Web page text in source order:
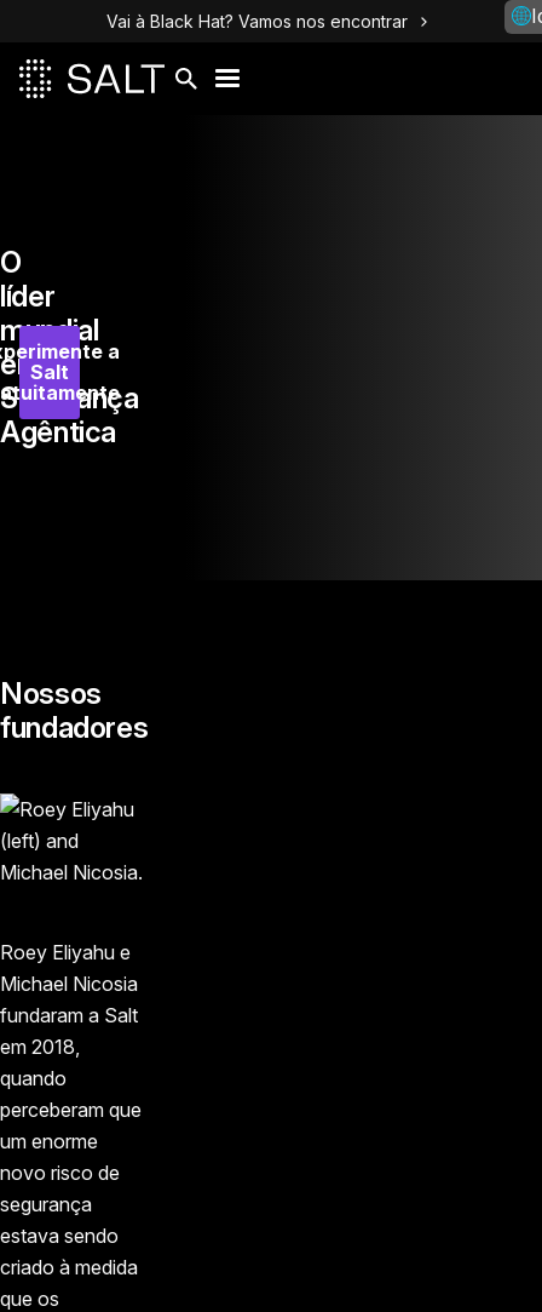
Vai à Black Hat? Vamos nos encontrar
O
líder
mundial
em
Segurança
Agêntica
a
Salt
Nossos
fundadores
Roey Eliyahu e
Michael Nicosia
fundaram a Salt
em 2018,
quando
perceberam que
um enorme
novo risco de
segurança
estava sendo
criado à medida
que os